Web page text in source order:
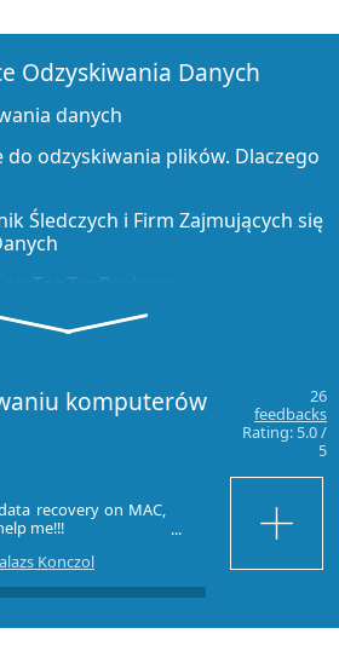
Odzyskiwania Danych
danych
odzyskiwania plików. Dlaczego
Śledczych i Firm Zajmujących się
TopTenReviews
plików dla dysków SSD i innych
z urządzeń NVMe
dla typowych
Using R-Studio Emergency
RAID
komputerów
26
feedbacks
Rating: 5.0/
5
recovery on MAC,
me!!!
Konczol
Consiglio
riuscito a
recuperato 4
provato anche
Grazie